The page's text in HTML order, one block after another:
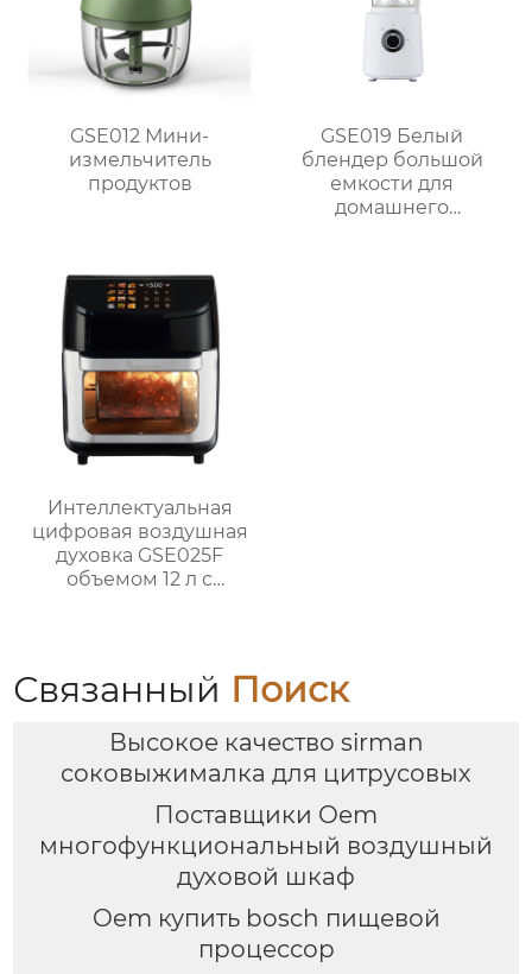
GSE012 Мини-
измельчитель
продуктов
GSE019 Белый
блендер большой
емкости для
домашнего
Интеллектуальная
цифровая воздушная
духовка GSE025F
объемом 12 л с
Связанный Поиск
Высокое качество sirman
соковыжималка для цитрусовых
Поставщики Oem
многофункциональный воздушный
духовой шкаф
Oem купить bosch пищевой
процессор